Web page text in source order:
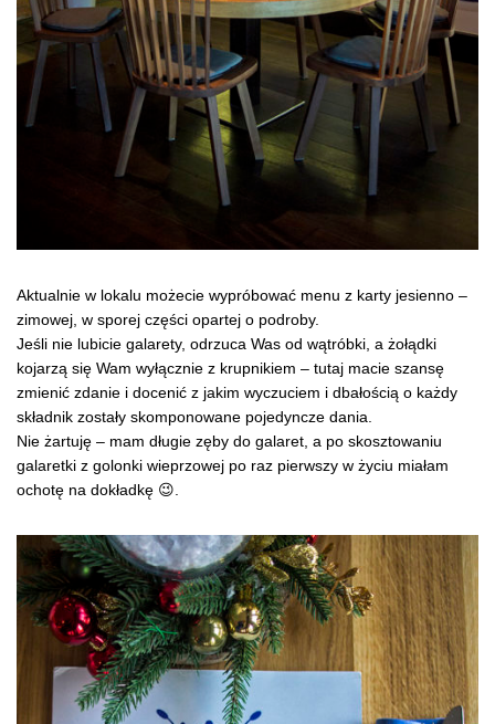
Aktualnie w lokalu możecie wypróbować menu z karty jesienno –
zimowej, w sporej części opartej o podroby.
Jeśli nie lubicie galarety, odrzuca Was od wątróbki, a żołądki
kojarzą się Wam wyłącznie z krupnikiem – tutaj macie szansę
zmienić zdanie i docenić z jakim wyczuciem i dbałością o każdy
składnik zostały skomponowane pojedyncze dania.
Nie żartuję – mam długie zęby do galaret, a po skosztowaniu
galaretki z golonki wieprzowej po raz pierwszy w życiu miałam
ochotę na dokładkę 😉.